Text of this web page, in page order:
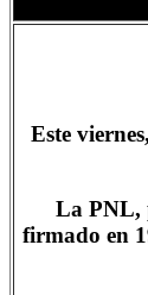
Este
La PNL,
firmado en